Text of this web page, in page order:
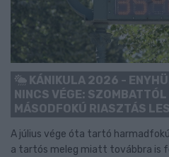
KÁNIKULA 2026 -
NINCS VÉGE: SZOMBATTÓL
MÁSODFOKÚ RIASZTÁS
A július vége óta tartó
a tartós meleg miatt továbbra is